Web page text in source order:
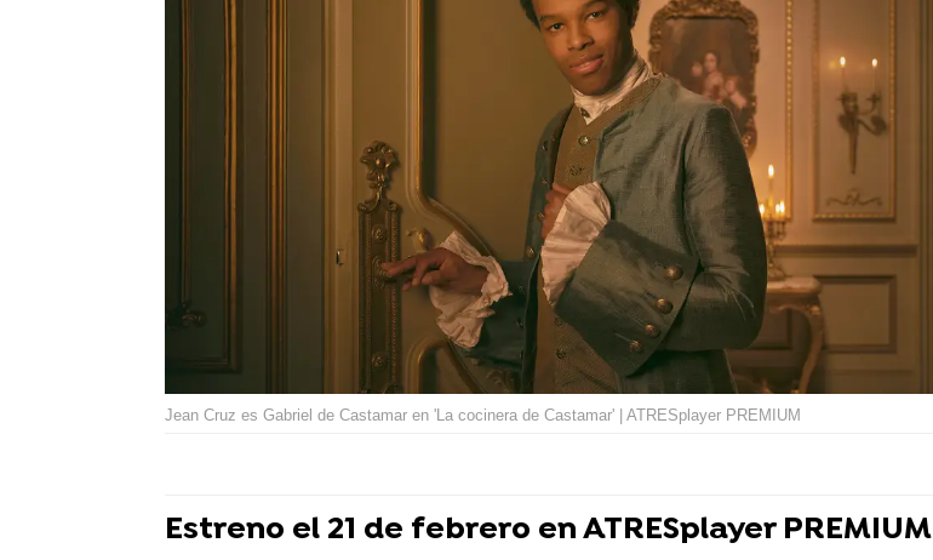
Jean Cruz es Gabriel de Castamar en 'La cocinera de Castamar' | ATRESplayer PREMIUM
Estreno el 21 de febrero en ATRESplayer PREMIUM